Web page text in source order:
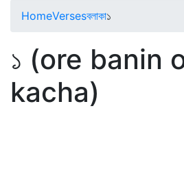
HomeVersesবলাকা১
১ (ore banin
kacha)